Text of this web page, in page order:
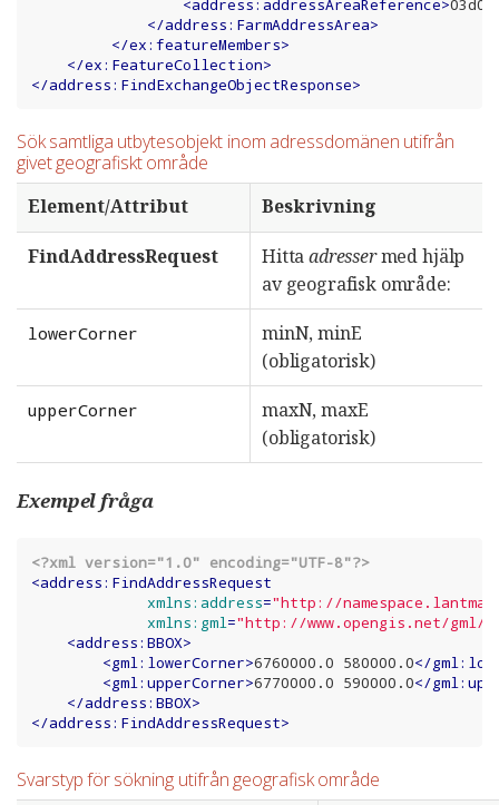
<address:addressAreaReference>
</address:FarmAddressArea>
</ex:featureMembers>
</ex:FeatureCollection>
</address:FindExchangeObjectResponse>
Sök samtliga utbytesobjekt inom adressdomänen utifrån
givet geografiskt område
Element/Attribut
Beskrivning
FindAddressRequest Hittaadressermed hjälp
av geografisk område:
lowerCorner
minN, minE
(obligatorisk)
upperCorner
maxN, maxE
(obligatorisk)
Exempel fråga
<?xml version="1.0" encoding="UTF-8"?>
<address:FindAddressRequest
xmlns:address="http://
xmlns:gml="http://www.opengis.net/gml/
<address:BBOX>
<gml:lowerCorner>6760000.0 580000.0</
<gml:upperCorner>6770000.0 590000.0</
</address:BBOX>
</address:FindAddressRequest>
Svarstyp för sökning utifrån geografisk område